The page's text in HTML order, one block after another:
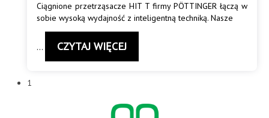
Ciągnione przetrząsacze HIT T firmy PÖTTINGER łączą w
sobie wysoką wydajność z inteligentną techniką. Nasze
… CZYTAJ WIĘCEJ
1